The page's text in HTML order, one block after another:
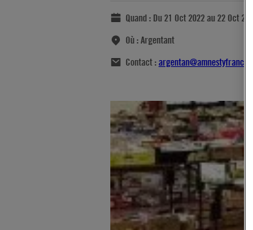
Quand : Du 21 Oct 2022 au 22 Oct 2022
Où :Argentant
Contact :argentan@amnestyfrance.fr